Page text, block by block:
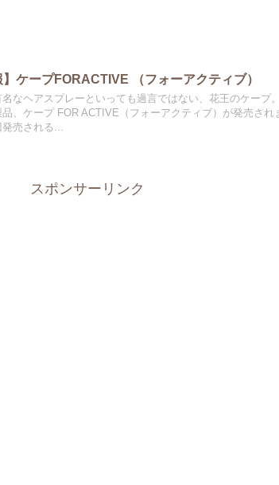
】ケープFORACTIVE （フォーアクティブ）
名なヘアスプレーといっても過言ではない、花王のケープ
品、ケープ FOR ACTIVE（フォーアクティブ）が発売され
売される...
スポンサーリンク